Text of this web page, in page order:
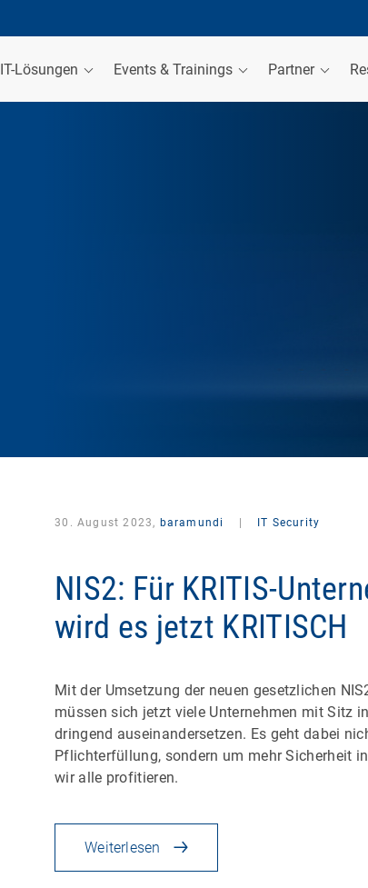
IT-Lösungen Events & Trainings Partner
30. August 2023, baramundi IT Security
NIS2: Für KRITIS-
wird es jetzt KRITISCH
Mit der Umsetzung der neuen gesetzlichen
müssen sich jetzt viele Unternehmen mit Sitz
dringend auseinandersetzen. Es geht dabei
Pflichterfüllung, sondern um mehr Sicherheit
wir alle profitieren.
Weiterlesen